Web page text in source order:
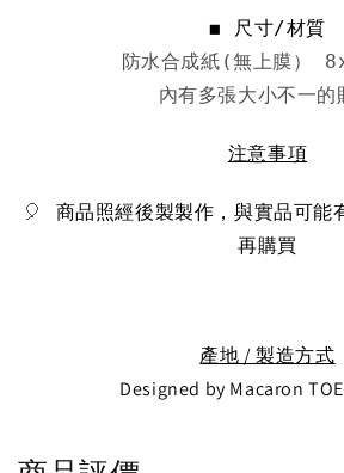
◼︎ 尺寸/材質
防水合成紙(無上膜）
注意事項
🎈 商品照經後製製作，與實品可能
再購買
產地 / 製造方式
Designed by Macaron